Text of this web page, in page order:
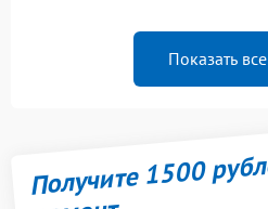
Показать
Получите 1500